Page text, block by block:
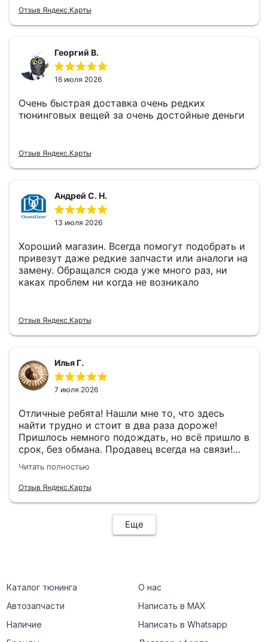
Отзыв Яндекс.Карты
Георгий В.
16 июля 2026
Очень быстрая доставка очень редких
тюнинговых вещей за очень достойные деньги
Отзыв Яндекс.Карты
Андрей С. Н.
13 июля 2026
Хороший магазин. Всегда помогут подобрать и
привезут даже редкие запчасти или аналоги на
замену. Обращался сюда уже много раз, ни
каках проблем ни когда не возникало
Отзыв Яндекс.Карты
Илья Г.
7 июля 2026
Отличные ребята! Нашли мне то, что здесь
найти трудно и стоит в два раза дороже!
Пришлось немного подождать, но всё пришло в
срок, без обмана. Продавец всегда на связи!
Буду ещё обращаться! 👍
Читать полностью
Отзыв Яндекс.Карты
Еще
Каталог тюнинга
Автозапчасти
Наличие
О нас
Написать в MAX
Написать в Whatsapp